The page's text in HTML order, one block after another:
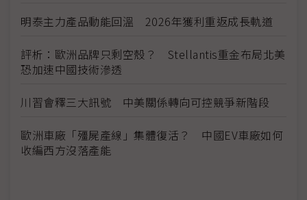
明泰主力產品動能回溫 2026年獲利重返成長軌道
評析：歐洲品牌只剩空殼？ Stellantis重金布局北美
恐加速中國技術滲透
川習會釋三大訊號 中美關係轉向可控競爭新階段
歐洲車廠「殭屍產線」集體復活？ 中國EV車廠如何
收編西方沒落產能